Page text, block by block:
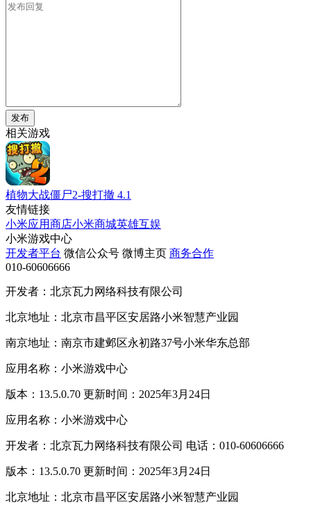
发布
相关游戏
植物大战僵尸2-搜打撤 4.1
友情链接
小米应用商店小米商城英雄互娱
小米游戏中心
开发者平台 微信公众号 微博主页 商务合作
010-60606666
开发者：北京瓦力网络科技有限公司
北京地址：北京市昌平区安居路小米智慧产业园
南京地址：南京市建邺区永初路37号小米华东总部
应用名称：小米游戏中心
版本：13.5.0.70 更新时间：2025年3月24日
应用名称：小米游戏中心
开发者：北京瓦力网络科技有限公司 电话：010-60606666
版本：13.5.0.70 更新时间：2025年3月24日
北京地址：北京市昌平区安居路小米智慧产业园